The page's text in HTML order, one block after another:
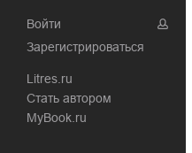
Войти
Зарегистрироваться
Litres.ru
Стать автором
MyBook.ru